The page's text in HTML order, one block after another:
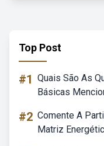
Top Post
#1 Quais São As
Básicas
#2 Comente A
Matriz